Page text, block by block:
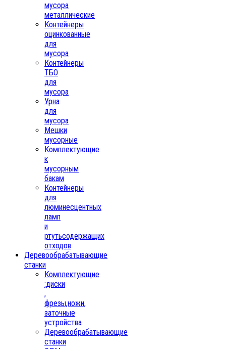
мусора
металлические
Контейнеры
оцинкованные
для
мусора
Контейнеры
ТБО
для
мусора
Урна
для
мусора
Мешки
мусорные
Комплектующие
к
мусорным
бакам
Контейнеры
для
люминесцентных
ламп
и
ртутьсодержащих
отходов
Деревообрабатывающие
станки
Комплектующие
:диски
,
фрезы,ножи,
заточные
устройства
Деревообрабатывающие
станки